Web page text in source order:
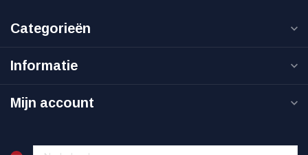
Categorieën
Informatie
Mijn account